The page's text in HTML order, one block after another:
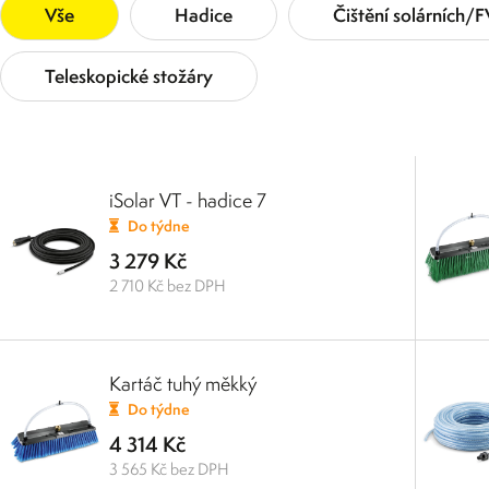
Vše Hadice Čištění solárních/
Teleskopické stožáry
iSolar VT - hadice 7
Do týdne
3 279 Kč
2 710 Kč bez DPH
Kartáč tuhý měkký
Do týdne
4 314 Kč
3 565 Kč bez DPH